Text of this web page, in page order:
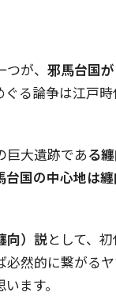
が、 邪馬台国
る論争は江戸時
巨大遺跡である
台国の中心地は
向）説として、
然的に繋がる
ます。